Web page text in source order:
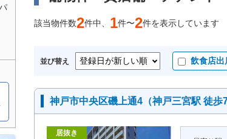
該当物件数2件中、 1件〜2件を表示しています
並び替え 飲食店出
神戸市中央区磯上通4（神戸三宮駅 徒歩
居抜き